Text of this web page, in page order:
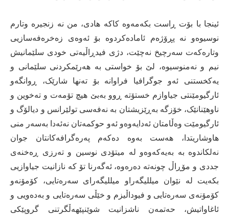
ئینجا با بۆت ڕاست بکەمەوە کاکە هادی، من نە زنجیرە وتارم
نوسیوەو نە پڕۆژەم ئامادەکردوە بۆ ئەوەی زەخرەفەسازیی
وتارەکەت سەرچیخ نەچێت، دژی فیدڕاڵیەتی خودی سلێمانیش
نیم و نەمنوسیوە، لێ بۆ خواستی بە هەرێمکردنی سلێمانی و
یەکخستنی ئەو جوگرافیا فراوانە بۆ تەنها شارێک، ڕوانگەو
ئارگیومێنتی جیاوازم خستۆتە ڕوو بەبێ هیچ تۆمەت و تەخوین و
ناوهێنانێک، خۆزگە بەڕێزیشتان بە نەفەسی تولێرانس و دیالۆگ و
ئارگیومێت وەڵامتان ئەدایەوەو ئەو حوکمەتان نەئەدا بەسەر منی
هاوشاریتدا، هەست بەوە دەکەم پەرەگرافەکانتان جوان
نەلکاندوە بە بەیەکەوەو لە میتۆدی نوسین و تەرزی ڕەخنەی
جددی و مۆڕاڵ چونەتە دەرەوە، ئەگەرنا تۆ کە نازانیت جیاوازیی
بکەیت لە نێوان میللیگەراو میللیگەرای سەرەتایی، کۆمۆنەو
کۆمۆنەی سەرەتایی و فیوداڵیزم و خێڵی سەرەتایی و بەدەویی و
ئاغاواتیش، حەتمەن ناشزانیت شوێنپێهەڵگرتنی گروپێکی